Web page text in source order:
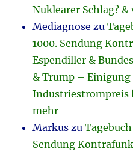
Nuklearer Schlag? &
Mediagnose zu
1000. Sendung
Espendiller &
& Trump –
Industriestrompreis
mehr
Markus zu
Sendung